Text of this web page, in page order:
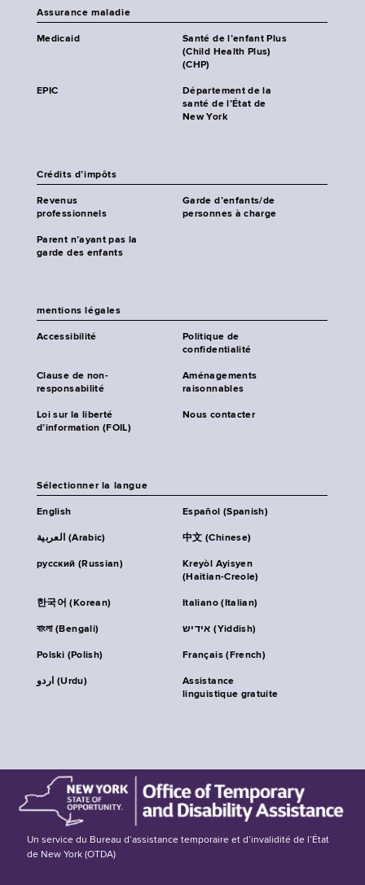
Assurance maladie
Medicaid
Santé de l’enfant Plus
(Child Health Plus)
(CHP)
EPIC
Département de la
santé de l’État de
New York
Crédits d’impôts
Revenus
professionnels
Garde d’enfants/de
personnes à charge
Parent n’ayant pas la
garde des enfants
mentions légales
Accessibilité
Politique de
confidentialité
Clause de non-
responsabilité
Aménagements
raisonnables
Loi sur la liberté
d’information (FOIL)
Nous contacter
Sélectionner la langue
English Español (Spanish)
العربية (Arabic) 中文 (Chinese)
русский (Russian)
Kreyòl Ayisyen
(Haitian-Creole)
한국어 (Korean) Italiano (Italian)
বাংলা (Bengali) אידיש (Yiddish)
Polski (Polish) Français (French)
اردو (Urdu)
Assistance
linguistique gratuite
Un service du Bureau d’assistance temporaire et d’invalidité de l’État
de New York (OTDA)